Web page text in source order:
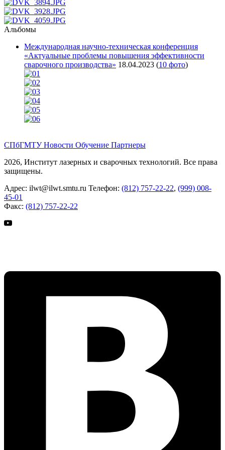
Альбомы
Международная научно-техническая конференция
«Актуальные проблемы повышения эффективности
сварочного производства» 18.04.2023 (10 фото)
СПбГМТУНовости Обучение Партнеры
2026, Институт лазерных и сварочных технологий. Все права
защищены.
Адрес: ilwt@ilwt.smtu.ru Телефон: (812) 757-22-22, (999) 008-
45-01
Факс: (812) 757-22-22